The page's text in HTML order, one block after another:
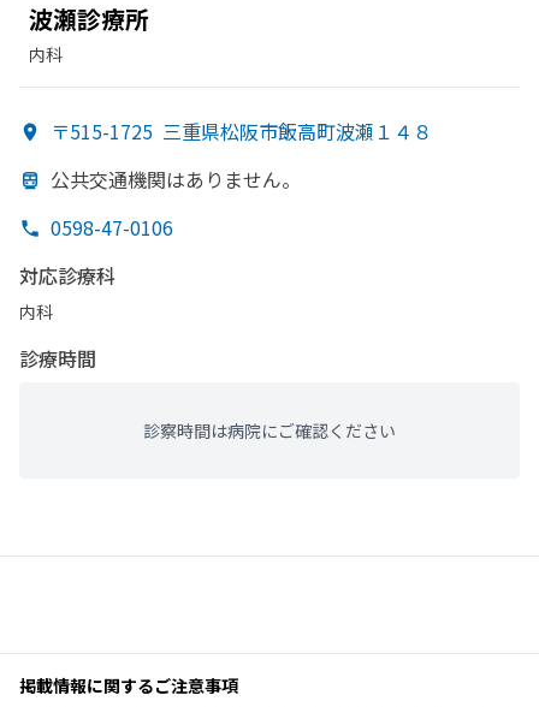
波瀬診療所
内科
〒515-1725 三重県松阪市飯高町波瀬１４８
公共交通機関はありません。
0598-47-0106
対応診療科
内科
診療時間
診察時間は病院にご確認ください
掲載情報に関するご注意事項